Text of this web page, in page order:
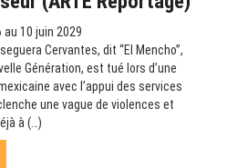
au 10 juin 2029
Cervantes, dit “El Mencho”,
Génération, est tué lors d’une
avec l’appui des services
une vague de violences et
à (…)